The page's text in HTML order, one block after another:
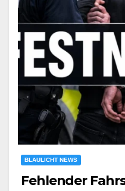
BLAULICHT NEWS
Fehlender